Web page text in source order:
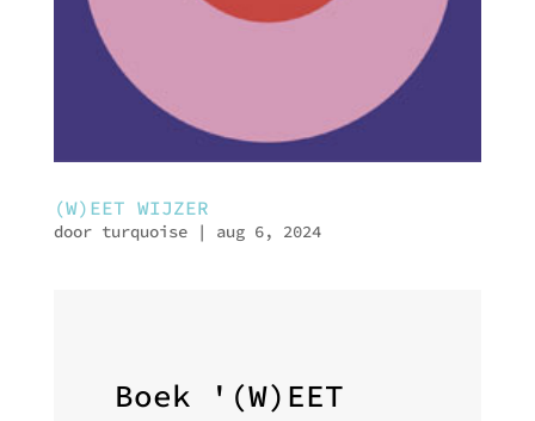
(W)EET WIJZER
door turquoise| aug 6, 2024
Boek '(W)EET